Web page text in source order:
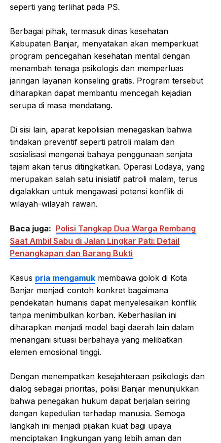
seperti yang terlihat pada PS.
Berbagai pihak, termasuk dinas kesehatan
Kabupaten Banjar, menyatakan akan memperkuat
program pencegahan kesehatan mental dengan
menambah tenaga psikologis dan memperluas
jaringan layanan konseling gratis. Program tersebut
diharapkan dapat membantu mencegah kejadian
serupa di masa mendatang.
Di sisi lain, aparat kepolisian menegaskan bahwa
tindakan preventif seperti patroli malam dan
sosialisasi mengenai bahaya penggunaan senjata
tajam akan terus ditingkatkan. Operasi Lodaya, yang
merupakan salah satu inisiatif patroli malam, terus
digalakkan untuk mengawasi potensi konflik di
wilayah-wilayah rawan.
Baca juga: Polisi Tangkap Dua Warga Rembang
Saat Ambil Sabu di Jalan Lingkar Pati: Detail
Penangkapan dan Barang Bukti
Kasus pria mengamuk membawa golok di Kota
Banjar menjadi contoh konkret bagaimana
pendekatan humanis dapat menyelesaikan konflik
tanpa menimbulkan korban. Keberhasilan ini
diharapkan menjadi model bagi daerah lain dalam
menangani situasi berbahaya yang melibatkan
elemen emosional tinggi.
Dengan menempatkan kesejahteraan psikologis dan
dialog sebagai prioritas, polisi Banjar menunjukkan
bahwa penegakan hukum dapat berjalan seiring
dengan kepedulian terhadap manusia. Semoga
langkah ini menjadi pijakan kuat bagi upaya
menciptakan lingkungan yang lebih aman dan